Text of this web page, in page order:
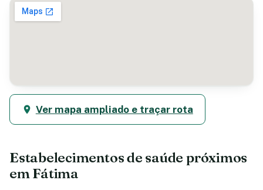
Ver mapa ampliado e traçar rota
Estabelecimentos de saúde próximos
em Fátima